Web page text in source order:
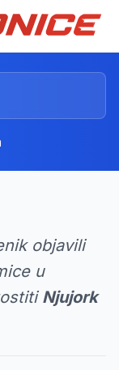
objavili
u
Njujork